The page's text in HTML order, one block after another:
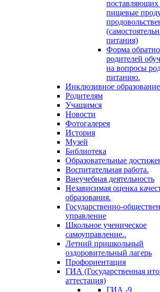
пищевые
питания)
Форма
родителей
на вопросы
питанию.
Инклюзивное образование
Родителям
Учащимся
Новости
Фотогалерея
История
Музей
Библиотека
Образовательные
Воспитательная работа.
Внеучебная деятельность
Независимая оценка
образования.
Государственно-
управление
Школьное ученическое
самоуправление..
Летний пришкольный
оздоровительный лагерь
Профориентация
ГИА (Государственная
аттестация)
ГИА -9